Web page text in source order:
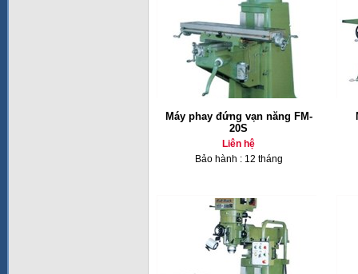
Máy phay đứng vạn năng FM-
20S
Liên hệ
Bảo hành : 12 tháng